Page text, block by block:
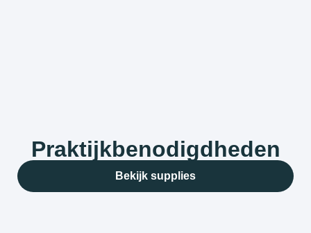
Praktijkbenodigdheden
Bekijk supplies